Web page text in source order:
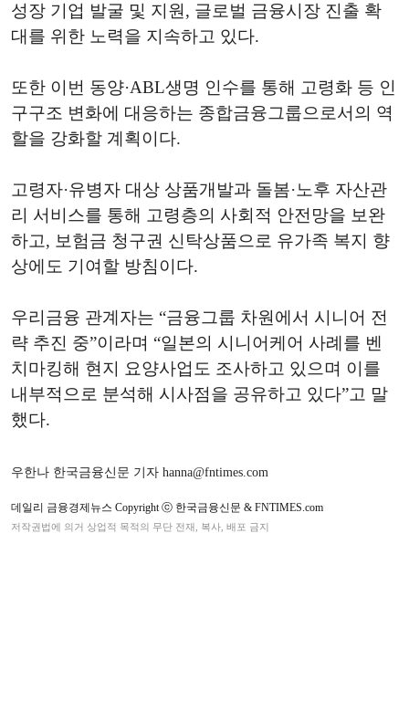
성장 기업 발굴 및 지원, 글로벌 금융시장 진출 확
대를 위한 노력을 지속하고 있다.
또한 이번 동양·ABL생명 인수를 통해 고령화 등 인
구구조 변화에 대응하는 종합금융그룹으로서의 역
할을 강화할 계획이다.
고령자·유병자 대상 상품개발과 돌봄·노후 자산관
리 서비스를 통해 고령층의 사회적 안전망을 보완
하고, 보험금 청구권 신탁상품으로 유가족 복지 향
상에도 기여할 방침이다.
우리금융 관계자는 “금융그룹 차원에서 시니어 전
략 추진 중”이라며 “일본의 시니어케어 사례를 벤
치마킹해 현지 요양사업도 조사하고 있으며 이를
내부적으로 분석해 시사점을 공유하고 있다”고 말
했다.
우한나 한국금융신문 기자 hanna@fntimes.com
데일리 금융경제뉴스 Copyright ⓒ 한국금융신문 & FNTIMES.com
저작권법에 의거 상업적 목적의 무단 전재, 복사, 배포 금지